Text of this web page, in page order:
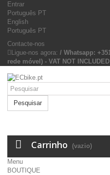
Entrar
Português PT
English
Português PT
Contacte-nos
Ligue-nos agora: / Whatsapp:
rede móvel) - VAT NOT
Pesquisar
Carrinho (vazio)
Menu
BOUTIQUE